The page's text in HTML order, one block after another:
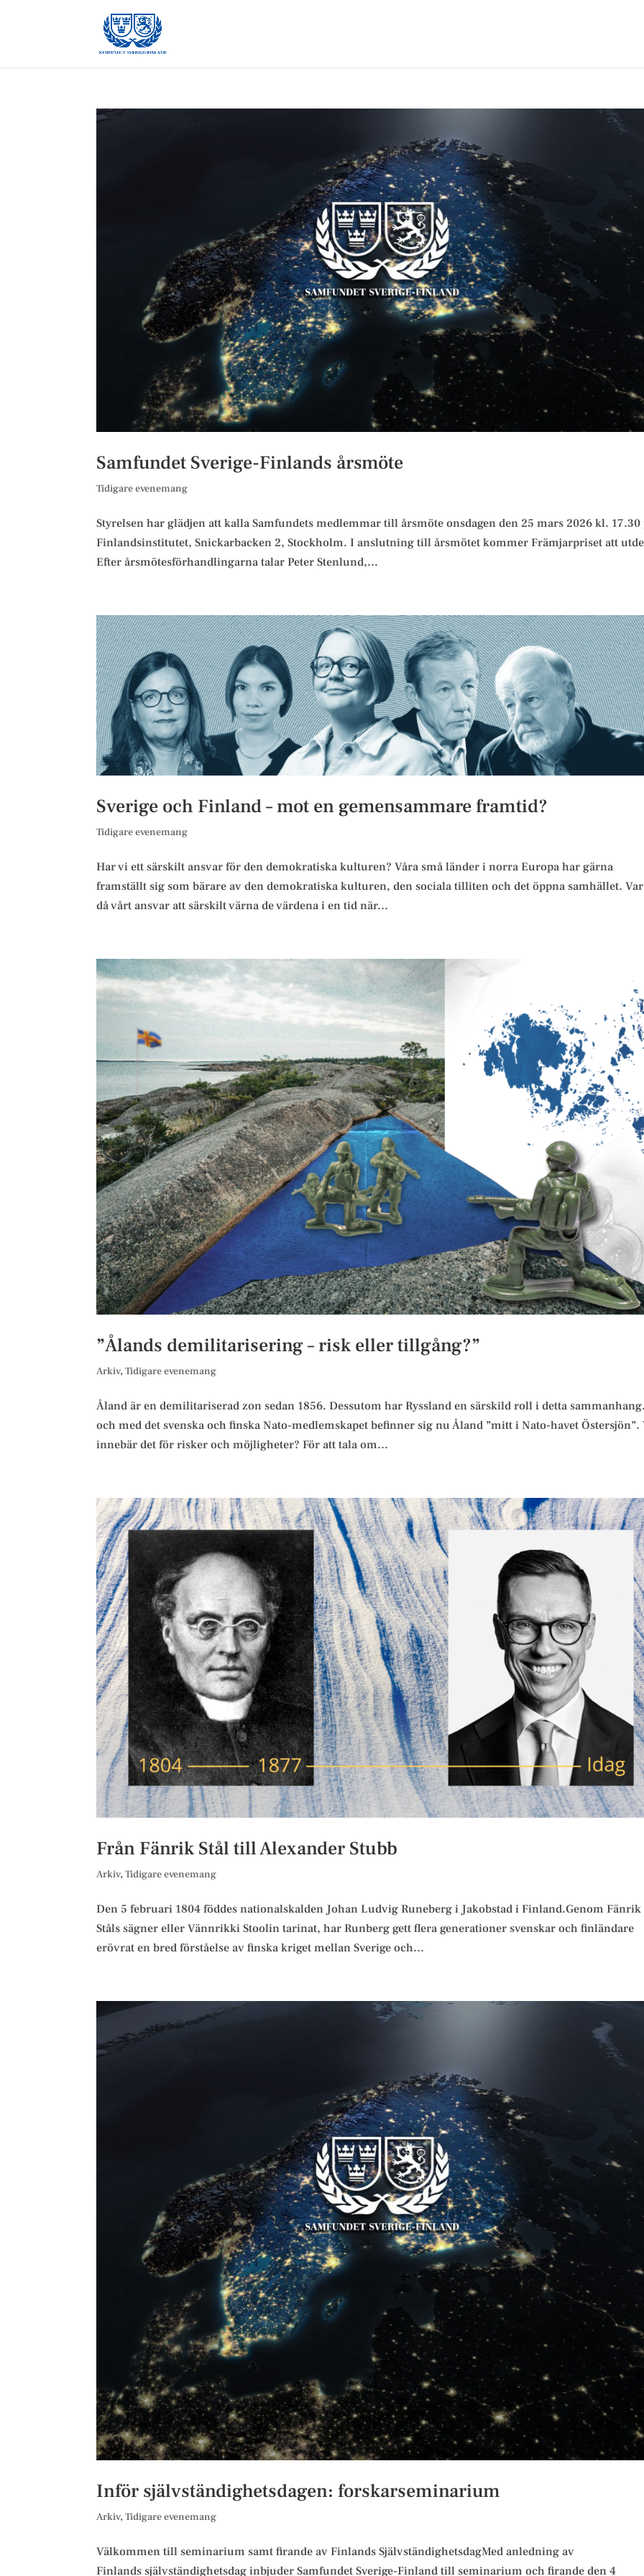
Samfundet Sverige-Finlands årsmöte
Tidigare evenemang
Styrelsen har glädjen att kalla Samfundets medlemmar till årsmöte onsdagen den 25 mars 2026 kl. 17.30
Finlandsinstitutet, Snickarbacken 2, Stockholm. I anslutning till årsmötet kommer Främjarpriset att
Efter årsmötesförhandlingarna talar Peter Stenlund,...
Sverige och Finland – mot en gemensammare framtid?
Tidigare evenemang
Har vi ett särskilt ansvar för den demokratiska kulturen? Våra små länder i norra Europa har gärna
framställt sig som bärare av den demokratiska kulturen, den sociala tilliten och det öppna samhället.
då vårt ansvar att särskilt värna de värdena i en tid när...
”Ålands demilitarisering – risk eller tillgång?”
Arkiv,Tidigare evenemang
Åland är en demilitariserad zon sedan 1856. Dessutom har Ryssland en särskild roll i detta
och med det svenska och finska Nato-medlemskapet befinner sig nu Åland ”mitt i Nato-havet Östersjön”.
innebär det för risker och möjligheter? För att tala om...
Från Fänrik Stål till Alexander Stubb
Arkiv,Tidigare evenemang
Den 5 februari 1804 föddes nationalskalden Johan Ludvig Runeberg i Jakobstad i Finland.Genom Fänrik
Ståls sägner eller Vännrikki Stoolin tarinat, har Runberg gett flera generationer svenskar och finländare
erövrat en bred förståelse av finska kriget mellan Sverige och...
Inför självständighetsdagen: forskarseminarium
Arkiv,Tidigare evenemang
Välkommen till seminarium samt firande av Finlands SjälvständighetsdagMed anledning av
Finlands självständighetsdag inbjuder Samfundet Sverige-Finland till seminarium och firande den 4